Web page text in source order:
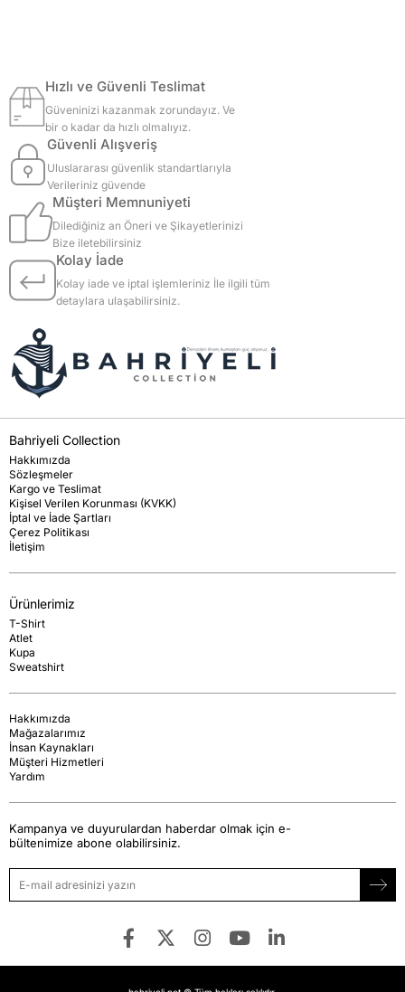
Hızlı ve Güvenli Teslimat
Güveninizi kazanmak zorundayız. Ve
bir o kadar da hızlı olmalıyız.
Güvenli Alışveriş
Uluslararası güvenlik standartlarıyla
Verileriniz güvende
Müşteri Memnuniyeti
Dilediğiniz an Öneri ve Şikayetlerinizi
Bize iletebilirsiniz
Kolay İade
Kolay iade ve iptal işlemleriniz İle ilgili tüm
detaylara ulaşabilirsiniz.
Bahriyeli Collection
Hakkımızda
Sözleşmeler
Kargo ve Teslimat
Kişisel Verilen Korunması (KVKK)
İptal ve İade Şartları
Çerez Politikası
İletişim
Ürünlerimiz
T-Shirt
Atlet
Kupa
Sweatshirt
Hakkımızda
Mağazalarımız
İnsan Kaynakları
Müşteri Hizmetleri
Yardım
Kampanya ve duyurulardan haberdar olmak için e-
bültenimize abone olabilirsiniz.